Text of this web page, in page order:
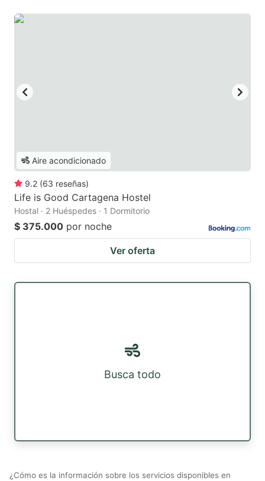
Aire acondicionado
9.2 (63 reseñas)
Life is Good Cartagena Hostel
Hostal · 2 Huéspedes · 1 Dormitorio
$ 375.000 por noche
Ver oferta
Busca todo
¿Cómo es la información sobre los servicios disponibles en